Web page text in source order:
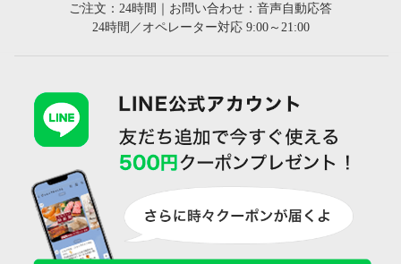
ご注文：24時間｜お問い合わせ：音声自動応答
24時間／オペレーター対応 9:00～21:00